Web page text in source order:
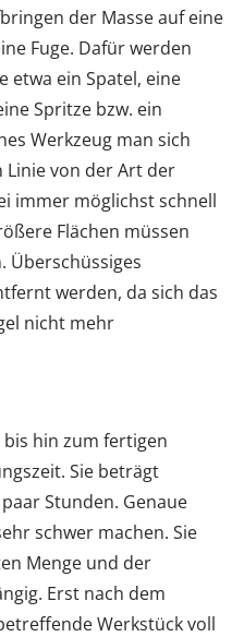
der Masse auf eine
Fuge. Dafür werden
etwa ein Spatel, eine
Spritze bzw. ein
Werkzeug man sich
von der Art der
immer möglichst schnell
Flächen müssen
Überschüssiges
werden, da sich das
nicht mehr
hin zum fertigen
Sie beträgt
Stunden. Genaue
schwer machen. Sie
Menge und der
Erst nach dem
Werkstück voll